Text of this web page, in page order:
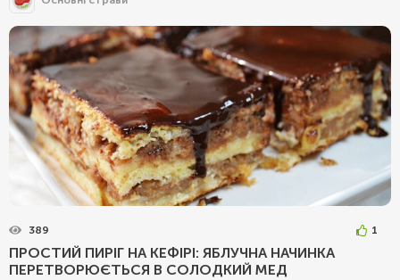
389 1
ПРОСТИЙ ПИРІГ НА КЕФІРІ: ЯБЛУЧНА НАЧИНКА
ПЕРЕТВОРЮЄТЬСЯ В СОЛОДКИЙ МЕД